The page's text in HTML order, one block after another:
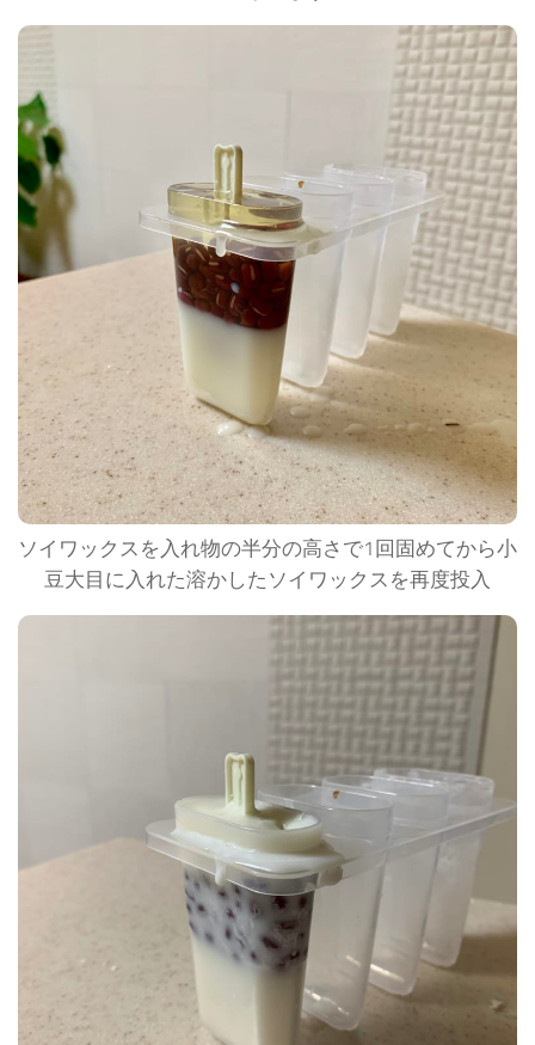
ソイワックスを入れ物の半分の高さで1回固めてから小
豆大目に入れた溶かしたソイワックスを再度投入